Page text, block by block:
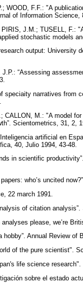
WOOD, F.F.: "A
of Information
PIRIS, J.M.; TUSELL, F.:
stochastic models
output: University
“Assessing
speciaity narratives from
CALLON, M.: "A model
Scientometrics, 31, 2,
artificial en
40, Julio 1994, 43-48.
in scientific
who’s uncited
22 march 1991.
of citation
please, we’re
hobby”. Annual Review
of the pure scientist".
life science
sobre el estado